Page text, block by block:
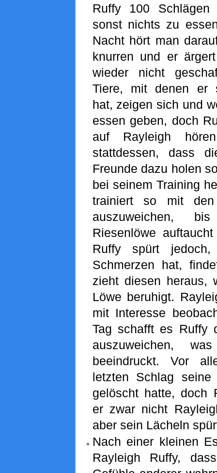
Ruffy 100
sonst nichts zu
Nacht hört man
knurren und er
wieder nicht
Tiere, mit denen er
hat, zeigen sich und
essen geben, doch
auf Rayleigh
stattdessen, dass
Freunde dazu holen
bei seinem Training
trainiert so mit den
auszuweichen,
Riesenlöwe
Ruffy spürt
Schmerzen hat,
zieht diesen heraus,
Löwe beruhigt.
mit Interesse
Tag schafft es Ruffy
auszuweichen,
beeindruckt. Vor
letzten Schlag seine
gelöscht hatte, doch
er zwar nicht
aber sein Lächeln
Nach einer kleinen
Rayleigh Ruffy,